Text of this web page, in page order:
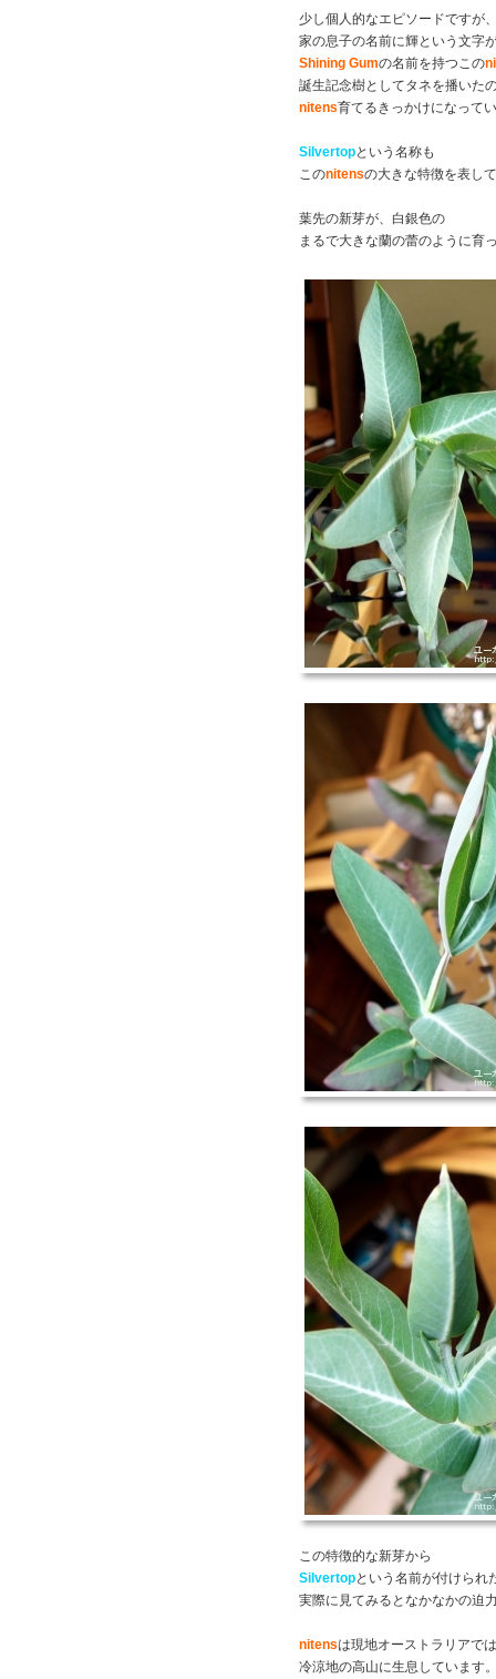
少し個人的なエピソードですが
家の息子の名前に輝という文字
Shining Gumの名前を持つこの
誕生記念樹としてタネを播いた
nitens育てるきっかけになって
Silvertopという名称も
このnitensの大きな特徴を表し
葉先の新芽が、白銀色の
まるで大きな蘭の蕾のように育
この特徴的な新芽から
Silvertopという名前が付けられ
実際に見てみるとなかなかの迫
nitensは現地オーストラリアでは
冷涼地の高山に生息しています